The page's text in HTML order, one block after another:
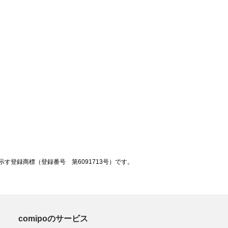
す登録商標（登録番号 第6091713号）です。
comipoのサービス